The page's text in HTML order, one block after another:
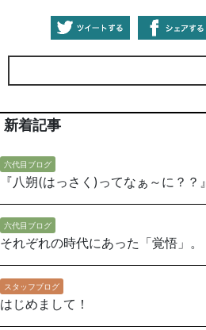
新着記事
六代目ブログ
『八朔(はっさく)ってなぁ～に？？』
六代目ブログ
それぞれの時代にあった「覚悟」。
スタッフブログ
はじめまして！